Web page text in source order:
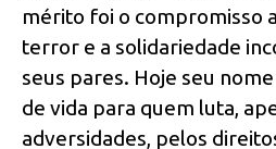
mérito foi o compromisso
terror e a solidariedade
seus pares. Hoje seu
de vida para quem luta,
adversidades, pelos